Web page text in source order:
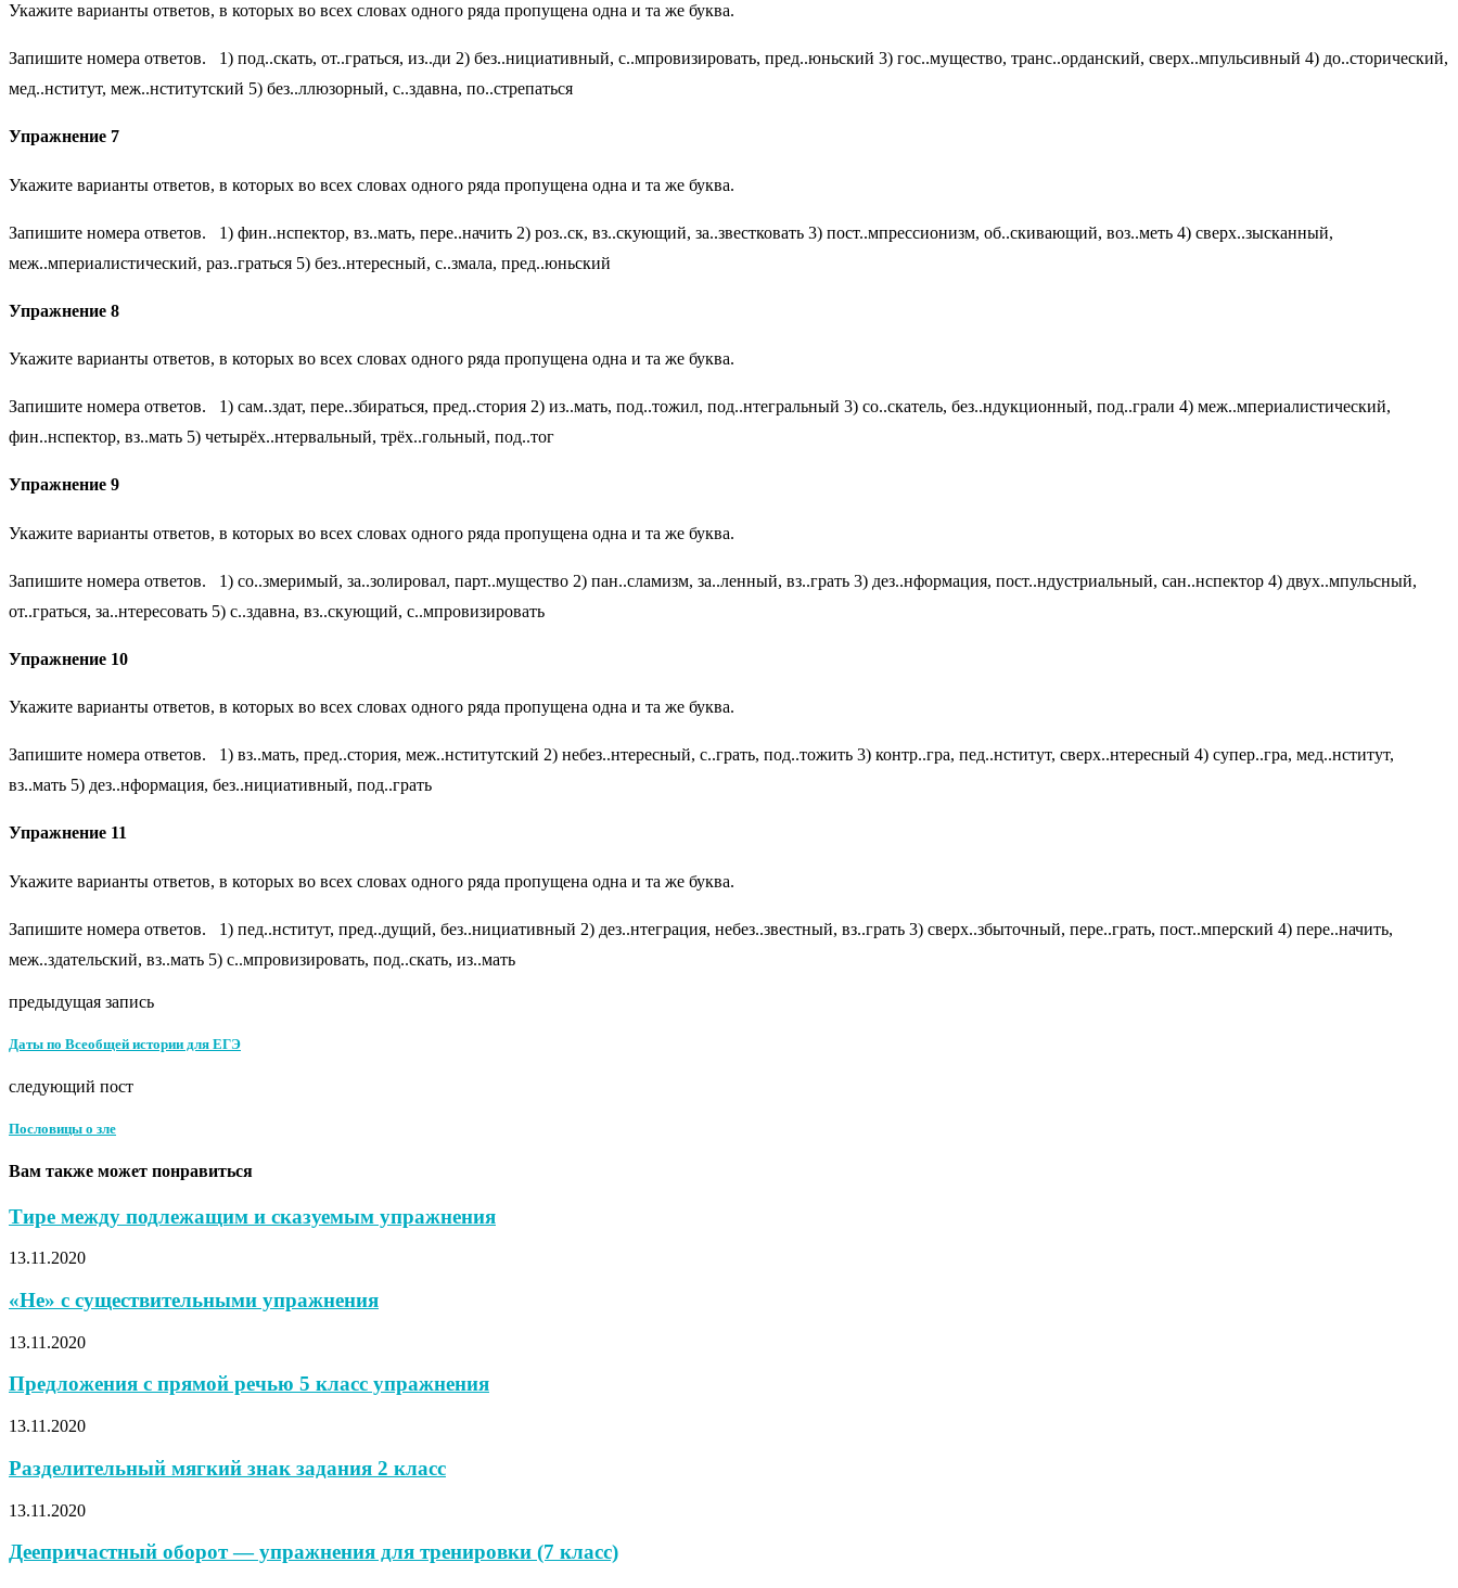
Укажите варианты ответов, в которых во всех словах одного ряда пропущена одна и та же буква.
Запишите номера ответов. 1) под..скать, от..граться, из..ди 2) без..нициативный, с..мпровизировать, пред..юньский 3) гос..мущество, транс..орданский, сверх..мпульсивный 4) до..сторический,
мед..нститут, меж..нститутский 5) без..ллюзорный, с..здавна, по..стрепаться
Упражнение 7
Укажите варианты ответов, в которых во всех словах одного ряда пропущена одна и та же буква.
Запишите номера ответов. 1) фин..нспектор, вз..мать, пере..начить 2) роз..ск, вз..скующий, за..звестковать 3) пост..мпрессионизм, об..скивающий, воз..меть 4) сверх..зысканный,
меж..мпериалистический, раз..граться 5) без..нтересный, с..змала, пред..юньский
Упражнение 8
Укажите варианты ответов, в которых во всех словах одного ряда пропущена одна и та же буква.
Запишите номера ответов. 1) сам..здат, пере..збираться, пред..стория 2) из..мать, под..тожил, под..нтегральный 3) со..скатель, без..ндукционный, под..грали 4) меж..мпериалистический,
фин..нспектор, вз..мать 5) четырёх..нтервальный, трёх..гольный, под..тог
Упражнение 9
Укажите варианты ответов, в которых во всех словах одного ряда пропущена одна и та же буква.
Запишите номера ответов. 1) со..змеримый, за..золировал, парт..мущество 2) пан..сламизм, за..ленный, вз..грать 3) дез..нформация, пост..ндустриальный, сан..нспектор 4) двух..мпульсный,
от..граться, за..нтересовать 5) с..здавна, вз..скующий, с..мпровизировать
Упражнение 10
Укажите варианты ответов, в которых во всех словах одного ряда пропущена одна и та же буква.
Запишите номера ответов. 1) вз..мать, пред..стория, меж..нститутский 2) небез..нтересный, с..грать, под..тожить 3) контр..гра, пед..нститут, сверх..нтересный 4) супер..гра, мед..нститут,
вз..мать 5) дез..нформация, без..нициативный, под..грать
Упражнение 11
Укажите варианты ответов, в которых во всех словах одного ряда пропущена одна и та же буква.
Запишите номера ответов. 1) пед..нститут, пред..дущий, без..нициативный 2) дез..нтеграция, небез..звестный, вз..грать 3) сверх..збыточный, пере..грать, пост..мперский 4) пере..начить,
меж..здательский, вз..мать 5) с..мпровизировать, под..скать, из..мать
предыдущая запись
Даты по Всеобщей истории для ЕГЭ
следующий пост
Пословицы о зле
Вам также может понравиться
Тире между подлежащим и сказуемым упражнения
13.11.2020
«Не» с существительными упражнения
13.11.2020
Предложения с прямой речью 5 класс упражнения
13.11.2020
Разделительный мягкий знак задания 2 класс
13.11.2020
Деепричастный оборот — упражнения для тренировки (7 класс)